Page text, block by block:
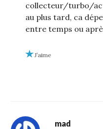
collecteur/turbo/
au plus tard, ca
entre temps ou
J’aime
mad